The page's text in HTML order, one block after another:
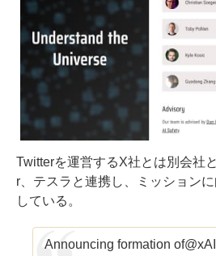
Twitterを運営するX社とは別会社
r、テスラと連携し、ミッション
している。
Announcing formation of@xAI